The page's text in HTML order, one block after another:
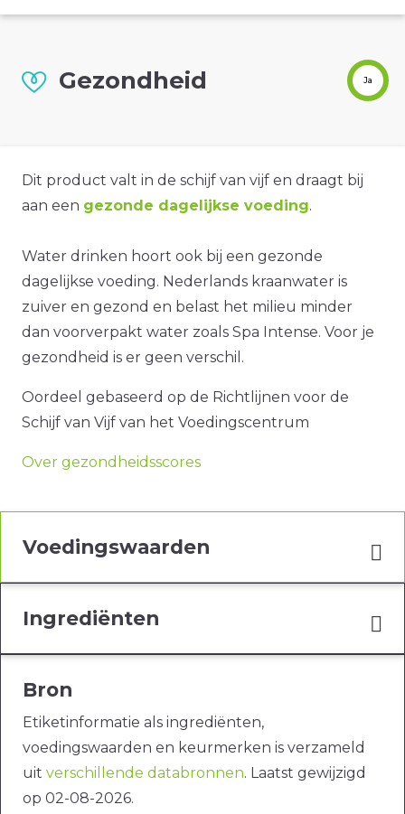
Gezondheid Ja
Dit product valt in de schijf van vijf en draagt bij
aan een gezonde dagelijkse voeding.
Water drinken hoort ook bij een gezonde
dagelijkse voeding. Nederlands kraanwater is
zuiver en gezond en belast het milieu minder
dan voorverpakt water zoals Spa Intense. Voor je
gezondheid is er geen verschil.
Oordeel gebaseerd op de Richtlijnen voor de
Schijf van Vijf van het Voedingscentrum
Over gezondheidsscores
Voedingswaarden
Ingrediënten
Bron
Etiketinformatie als ingrediënten,
voedingswaarden en keurmerken is verzameld
uit verschillende databronnen. Laatst gewijzigd
op 02-08-2026.